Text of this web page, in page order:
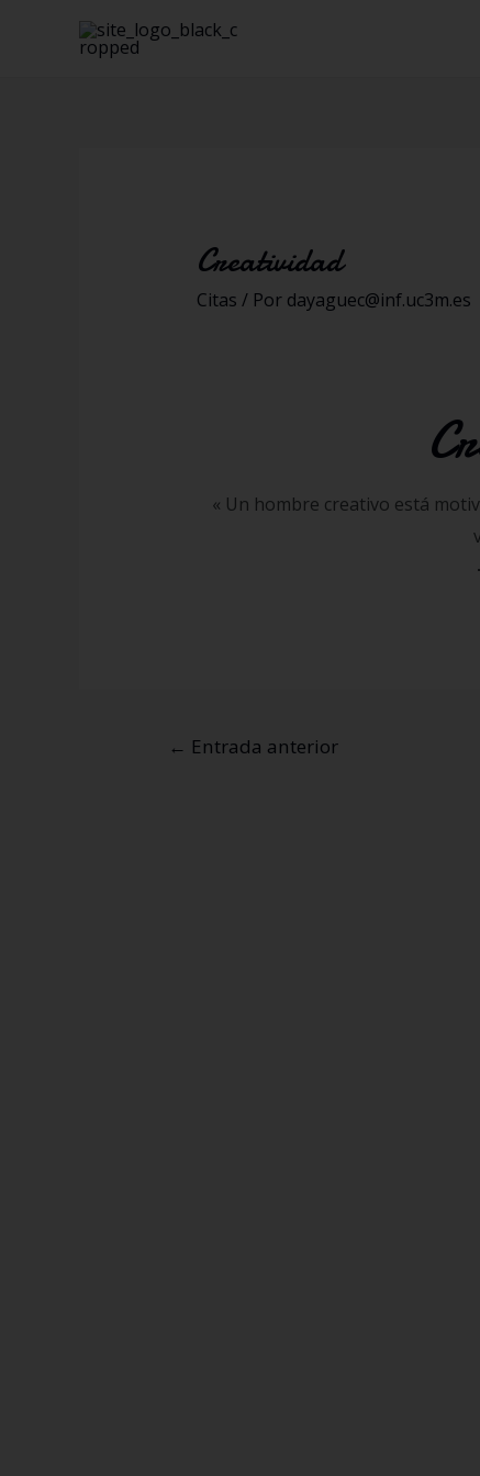
Creatividad
Citas / Por dayaguec@inf.uc3m.es
« Un hombre creativo está
← Entrada anterior